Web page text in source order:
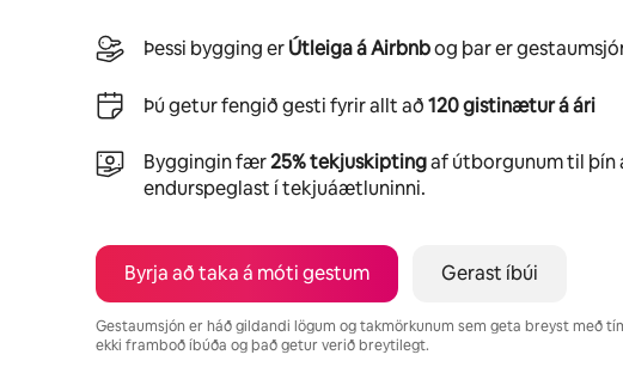
Þessi bygging erÚtleiga á Airbnbog þar er
Þú getur fengið gesti fyrir allt að120 gistinætur á ári
Byggingin fær25% tekjuskiptingaf útborgunum til þín
endurspeglast í tekjuáætluninni.
Byrja að taka á móti gestum Gerast íbúi
Gestaumsjón er háð gildandi lögum og takmörkunum sem geta breyst með
ekki framboð íbúða og það getur verið breytilegt.